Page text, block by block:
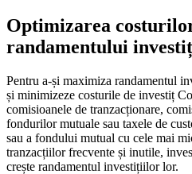
Optimizarea
randamentului
Pentru a-și maximiza randamentul
și minimizeze costurile de investiț
comisioanele de tranzacționare,
fondurilor mutuale sau taxele de
sau a fondului mutual cu cele mai
tranzacțiilor frecvente și inutile,
crește randamentul investițiilor lor.